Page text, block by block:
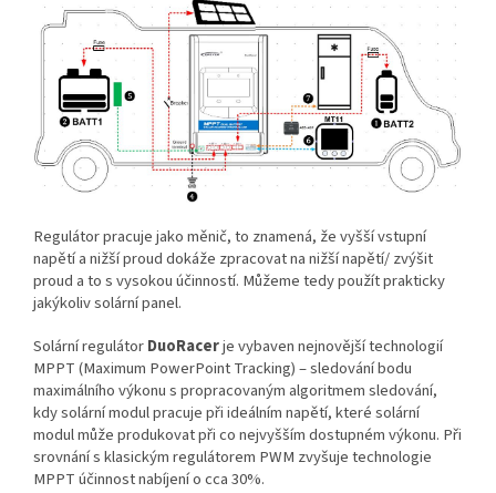
Regulátor pracuje jako měnič, to znamená, že vyšší vstupní
napětí a nižší proud dokáže zpracovat na nižší napětí/ zvýšit
proud a to s vysokou účinností. Můžeme tedy použít prakticky
jakýkoliv solární panel.
Solární regulátorDuoRacerje vybaven nejnovější technologií
MPPT (Maximum PowerPoint Tracking) – sledování bodu
maximálního výkonu s propracovaným algoritmem sledování,
kdy solární modul pracuje při ideálním napětí, které solární
modul může produkovat při co nejvyšším dostupném výkonu. Při
srovnání s klasickým regulátorem PWM zvyšuje technologie
MPPT účinnost nabíjení o cca 30%.